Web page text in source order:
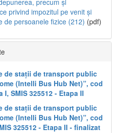
precum și
privind impozitul pe venit și
de persoanele fizice (212) (pdf)
de stații de transport public
(Intelli Bus Hub Net)”, cod
I, SMIS 325512 - Etapa II
de stații de transport public
(Intelli Bus Hub Net)”, cod
325512 - Etapa II - finalizat